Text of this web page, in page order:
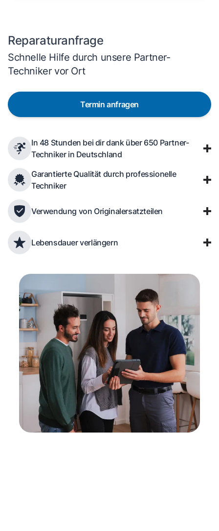
Reparaturanfrage
Schnelle Hilfe durch unsere Partner-
Techniker vor Ort
Termin anfragen
In 48 Stunden bei dir dank über 650 Partner-
Techniker in Deutschland
Garantierte Qualität durch professionelle
Techniker
Verwendung von Originalersatzteilen
Lebensdauer verlängern